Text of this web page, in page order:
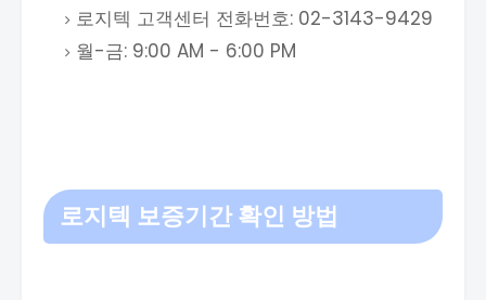
로지텍 고객센터 전화번호: 02-3143-9429
월-금: 9:00 AM - 6:00 PM
로지텍 보증기간 확인 방법